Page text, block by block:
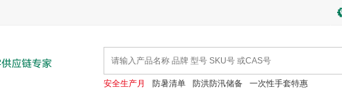
安全生产月 防暑清单 防洪防汛储备 一次性手套特惠